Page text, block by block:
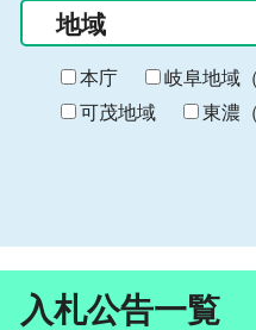
の
始
ま
り
地域
本庁 岐阜地域
可茂地域
東濃
入札公告一覧